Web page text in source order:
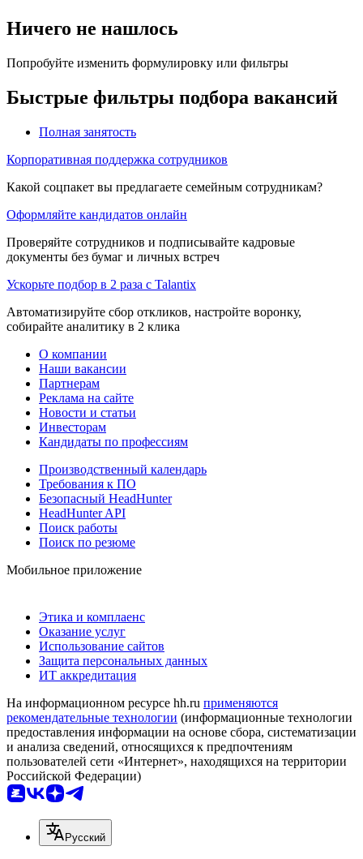
Ничего не нашлось
Попробуйте изменить формулировку или фильтры
Быстрые фильтры подбора вакансий
Полная занятость
Корпоративная поддержка сотрудников
Какой соцпакет вы предлагаете семейным сотрудникам?
Оформляйте кандидатов онлайн
Проверяйте сотрудников и подписывайте кадровые
документы без бумаг и личных встреч
Ускорьте подбор в 2 раза с Talantix
Автоматизируйте сбор откликов, настройте воронку,
собирайте аналитику в 2 клика
О компании
Наши вакансии
Партнерам
Реклама на сайте
Новости и статьи
Инвесторам
Кандидаты по профессиям
Производственный календарь
Требования к ПО
Безопасный HeadHunter
HeadHunter API
Поиск работы
Поиск по резюме
Мобильное приложение
Этика и комплаенс
Оказание услуг
Использование сайтов
Защита персональных данных
ИТ аккредитация
На информационном ресурсе hh.ru применяются
рекомендательные технологии (информационные технологии
предоставления информации на основе сбора, систематизации
и анализа сведений, относящихся к предпочтениям
пользователей сети «Интернет», находящихся на территории
Российской Федерации)
Русский